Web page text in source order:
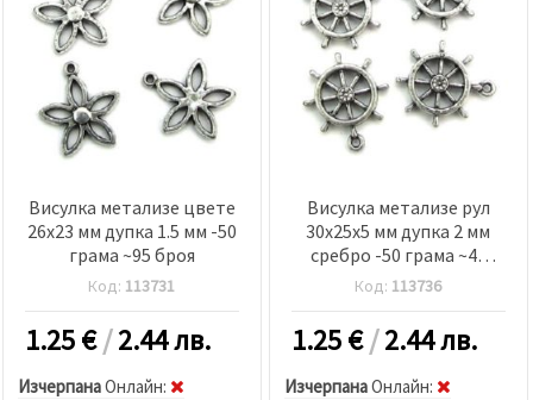
Висулка метализе цвете
26x23 мм дупка 1.5 мм -50
грама ~95 броя
Код: 113731
1.25€/2.44 лв.
ИзчерпанаOнлайн:
Висулка метализе рул
30x25x5 мм дупка 2 мм
сребро -50 грама ~48
броя
Код: 113736
1.25€/2.44 лв.
ИзчерпанаOнлайн: